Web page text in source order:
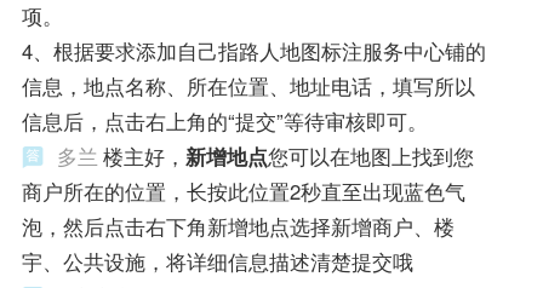
项。
4、根据要求添加自己指路人地图标注服务中心铺的
信息，地点名称、所在位置、地址电话，填写所以
信息后，点击右上角的“提交”等待审核即可。
多兰 楼主好， 新增地点您可以在地图上找到您
商户所在的位置，长按此位置2秒直至出现蓝色气
泡，然后点击右下角新增地点选择新增商户、楼
宇、公共设施，将详细信息描述清楚提交哦